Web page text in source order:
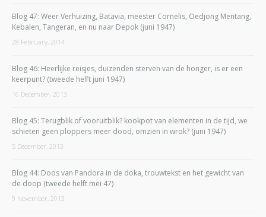
Blog 47: Weer Verhuizing, Batavia, meester Cornelis, Oedjong Mentang,
Kebalen, Tangeran, en nu naar Depok (juni 1947)
28 February, 2014
Blog 46: Heerlijke reisjes, duizenden sterven van de honger, is er een
keerpunt? (tweede helft juni 1947)
16 December, 2013
Blog 45: Terugblik of vooruitblik? kookpot van elementen in de tijd, we
schieten geen ploppers meer dood, omzien in wrok? (juni 1947)
5 December, 2013
Blog 44: Doos van Pandora in de doka, trouwtekst en het gewicht van
de doop (tweede helft mei 47)
9 November, 2013